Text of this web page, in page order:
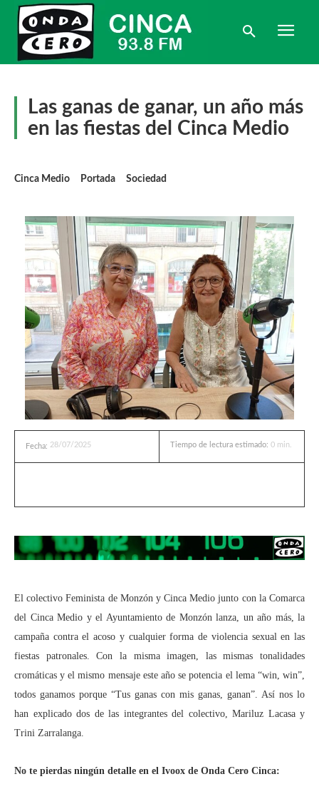
Las ganas de ganar, un año más
en las fiestas del Cinca Medio
Cinca Medio Portada Sociedad
Fecha: 28/07/2025 Tiempo de lectura estimado: 0 min.
El colectivo Feminista de Monzón y Cinca Medio junto con la Comarca
del Cinca Medio y el Ayuntamiento de Monzón lanza, un año más, la
campaña contra el acoso y cualquier forma de violencia sexual en las
fiestas patronales. Con la misma imagen, las mismas tonalidades
cromáticas y el mismo mensaje este año se potencia el lema “win, win”,
todos ganamos porque “Tus ganas con mis ganas, ganan”. Así nos lo
han explicado dos de las integrantes del colectivo, Mariluz Lacasa y
Trini Zarralanga.
No te pierdas ningún detalle en el Ivoox de Onda Cero Cinca: